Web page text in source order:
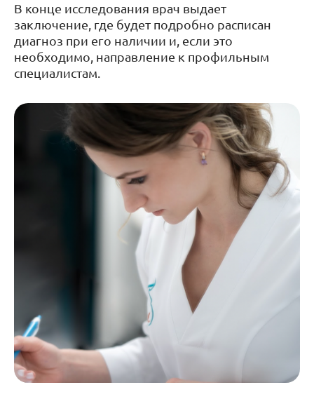
В конце исследования врач выдает
заключение, где будет подробно расписан
диагноз при его наличии и, если это
необходимо, направление к профильным
специалистам.